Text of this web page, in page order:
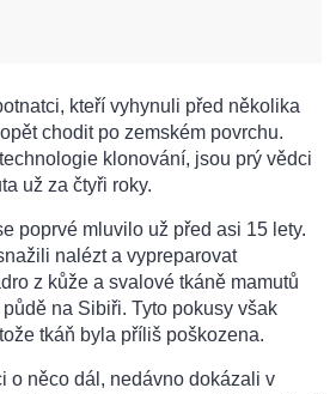
kteří vyhynuli před několika
chodit po zemském povrchu.
klonování, jsou prý vědci
už za čtyři roky.
poprvé mluvilo už před asi 15 lety.
nalézt a vypreparovat
z kůže a svalové tkáně mamutů
na Sibiři. Tyto pokusy však
tkáň byla příliš poškozena.
o něco dál, nedávno dokázali v